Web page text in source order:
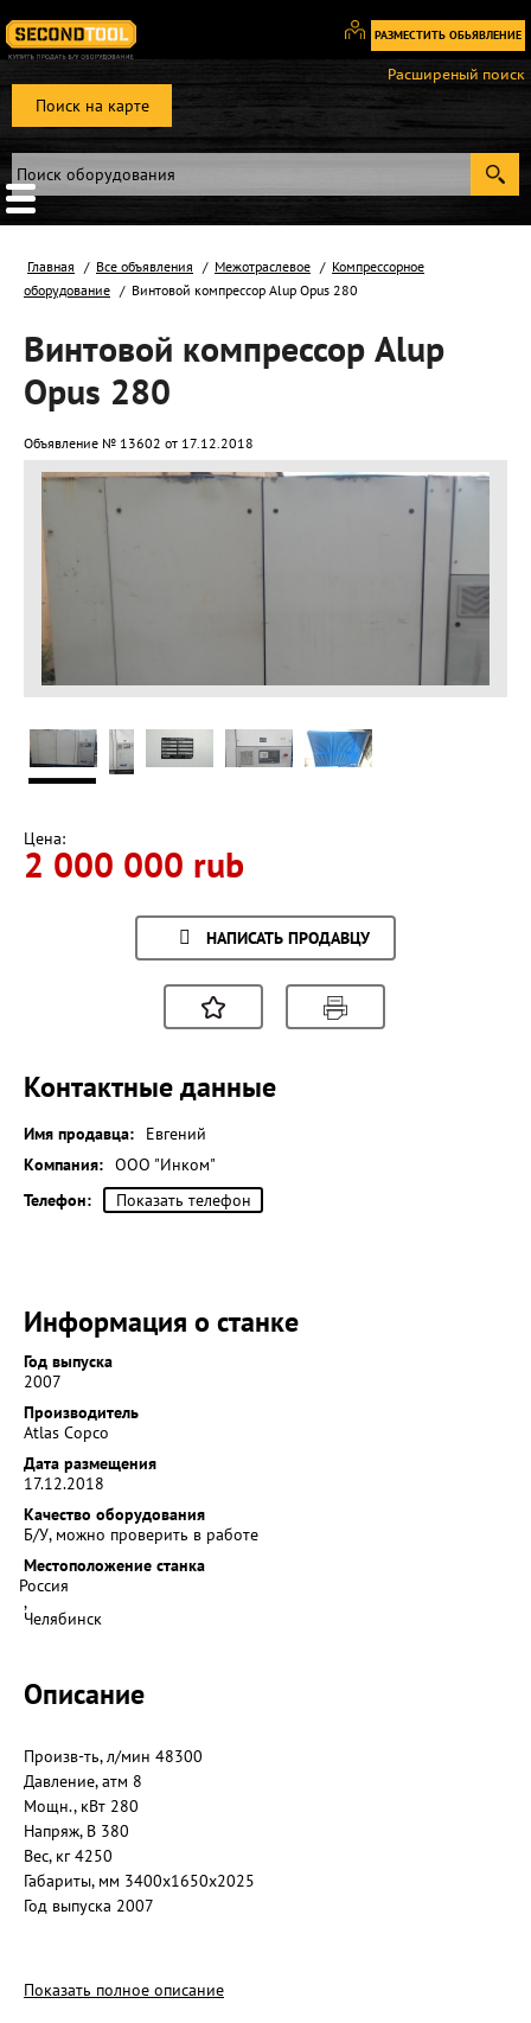
РАЗМЕСТИТЬ ОБЬЯВЛЕНИЕ
Вход
Регистрация
Поиск на карте
Расширеный поиск
Главная Все объявления Межотраслевое
Компрессорное
оборудование
Винтовой компрессор Alup Opus 280
Винтовой компрессор Alup
Opus 280
Объявление № 13602 от 17.12.2018
Цена:
2 000 000 rub
НАПИСАТЬ ПРОДАВЦУ
Контактные данные
Имя продавца:
Евгений
Компания: ООО "Инком"
Телефон:
Показать телефон
Информация о станке
Год выпуска
2007
Производитель
Atlas Copco
Дата размещения
17.12.2018
Качество оборудования
Б/У, можно проверить в работе
Местоположение станка
Россия
,
Челябинск
Описание
Произв-ть, л/мин 48300
Давление, атм 8
Мощн., кВт 280
Напряж, В 380
Вес, кг 4250
Габариты, мм 3400х1650х2025
Год выпуска 2007
КПД данного привода составляет 99.95% и, следовательно, он
Показать полное описание